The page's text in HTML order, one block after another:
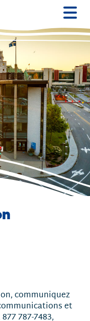
communiquez
et
787-7483,